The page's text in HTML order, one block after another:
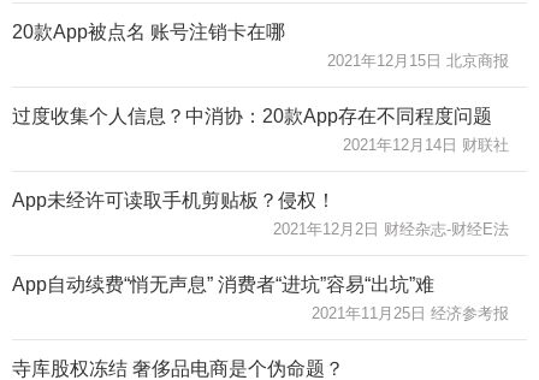
20款App被点名 账号注销卡在哪
2021年12月15日 北京商报
过度收集个人信息？中消协：20款App存在不同程度问题
2021年12月14日 财联社
App未经许可读取手机剪贴板？侵权！
2021年12月2日 财经杂志-财经E法
App自动续费“悄无声息” 消费者“进坑”容易“出坑”难
2021年11月25日 经济参考报
寺库股权冻结 奢侈品电商是个伪命题？